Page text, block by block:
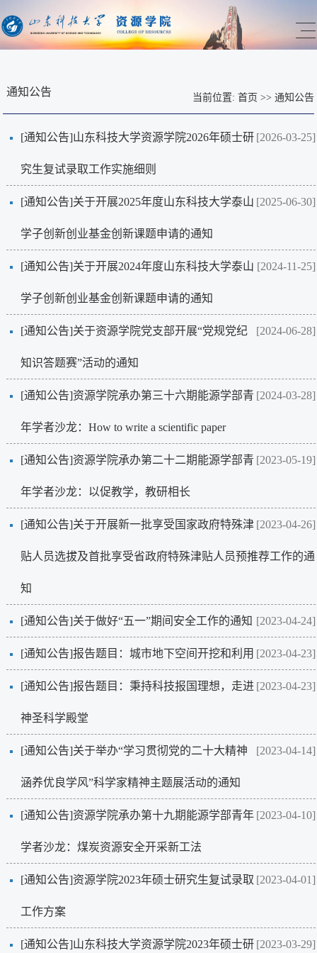
通知公告 当前位置: 首页 >> 通知公告
[2026-03-25]
[通知公告]山东科技大学资源学院2026年硕士研
究生复试录取工作实施细则
[2025-06-30]
[通知公告]关于开展2025年度山东科技大学泰山
学子创新创业基金创新课题申请的通知
[2024-11-25]
[通知公告]关于开展2024年度山东科技大学泰山
学子创新创业基金创新课题申请的通知
[2024-06-28]
[通知公告]关于资源学院党支部开展“党规党纪
知识答题赛”活动的通知
[2024-03-28]
[通知公告]资源学院承办第三十六期能源学部青
年学者沙龙：How to write a scientific paper
[2023-05-19]
[通知公告]资源学院承办第二十二期能源学部青
年学者沙龙：以促教学，教研相长
[2023-04-26]
[通知公告]关于开展新一批享受国家政府特殊津
贴人员选拔及首批享受省政府特殊津贴人员预推荐工作的通
知
[2023-04-24]
[通知公告]关于做好“五一”期间安全工作的通知
[2023-04-23]
[通知公告]报告题目：城市地下空间开挖和利用
[2023-04-23]
[通知公告]报告题目：秉持科技报国理想，走进
神圣科学殿堂
[2023-04-14]
[通知公告]关于举办“学习贯彻党的二十大精神
涵养优良学风”科学家精神主题展活动的通知
[2023-04-10]
[通知公告]资源学院承办第十九期能源学部青年
学者沙龙：煤炭资源安全开采新工法
[2023-04-01]
[通知公告]资源学院2023年硕士研究生复试录取
工作方案
[2023-03-29]
[通知公告]山东科技大学资源学院2023年硕士研